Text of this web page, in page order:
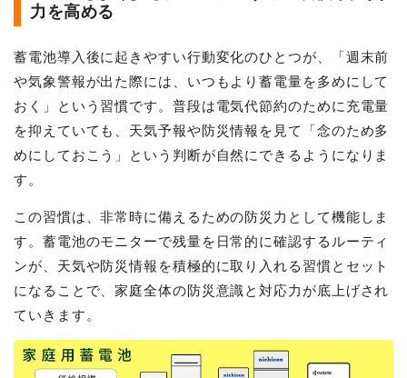
力を高める
蓄電池導入後に起きやすい行動変化のひとつが、「週末前
や気象警報が出た際には、いつもより蓄電量を多めにして
おく」という習慣です。普段は電気代節約のために充電量
を抑えていても、天気予報や防災情報を見て「念のため多
めにしておこう」という判断が自然にできるようになりま
す。
この習慣は、非常時に備えるための防災力として機能しま
す。蓄電池のモニターで残量を日常的に確認するルーティ
ンが、天気や防災情報を積極的に取り入れる習慣とセット
になることで、家庭全体の防災意識と対応力が底上げされ
ていきます。